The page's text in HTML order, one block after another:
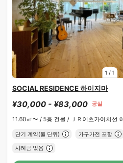
1 / 1
SOCIAL RESIDENCE 하이지마
¥30,000 - ¥83,000 공실
11.60㎡〜 / 5층 건물 / ＪＲ이츠카이치선
단기 계약(월 단위) 가구가전 포함
사례금 없음